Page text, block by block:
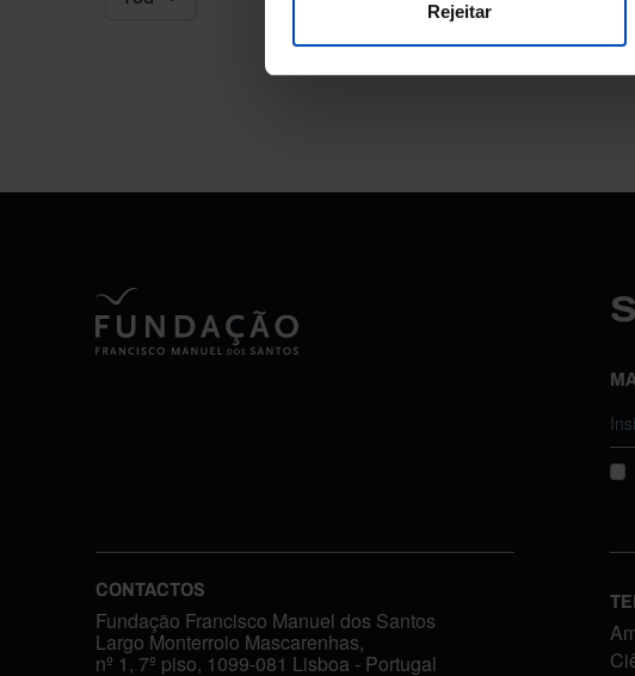
Rejeitar
CONTACTOS
Fundação Francisco Manuel dos Santos
Largo Monterroio Mascarenhas,
nº 1, 7º piso, 1099-081 Lisboa - Portugal